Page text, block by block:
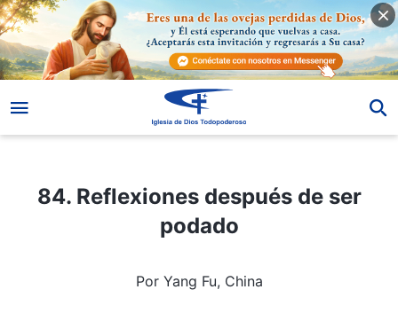
84. Reflexiones después de ser podado
84. Reflexiones después de ser
podado
Por Yang Fu, China